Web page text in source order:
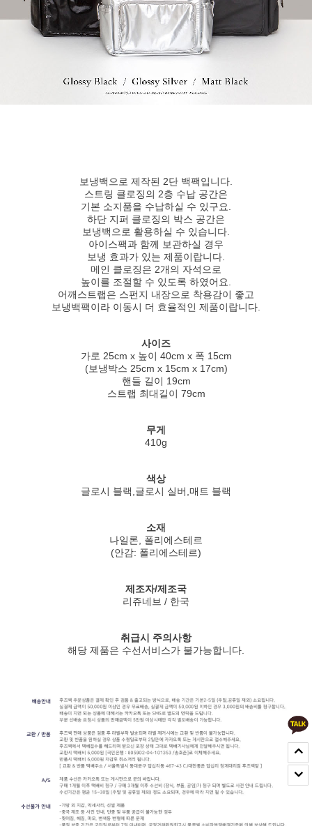
보냉백으로 제작된 2단 백팩입니다.
스트링 클로징의 2층 수납 공간은
기본 소지품을 수납하실 수 있구요.
하단 지퍼 클로징의 박스 공간은
보냉백으로 활용하실 수 있습니다.
아이스팩과 함께 보관하실 경우
보냉 효과가 있는 제품이랍니다.
메인 클로징은 2개의 자석으로
높이를 조절할 수 있도록 하였어요.
어깨스트랩은 스펀지 내장으로 착용감이 좋고
보냉백팩이라 이동시 더 효율적인 제품이랍니다.
사이즈
가로 25cm x 높이 40cm x 폭 15cm
(보냉박스 25cm x 15cm x 17cm)
핸들 길이 19cm
스트랩 최대길이 79cm
무게
410g
색상
글로시 블랙,글로시 실버,매트 블랙
소재
나일론, 폴리에스테르
(안감: 폴리에스테르)
제조자/제조국
리쥬네브 / 한국
취급시 주의사항
해당 제품은 수선서비스가 불가능합니다.